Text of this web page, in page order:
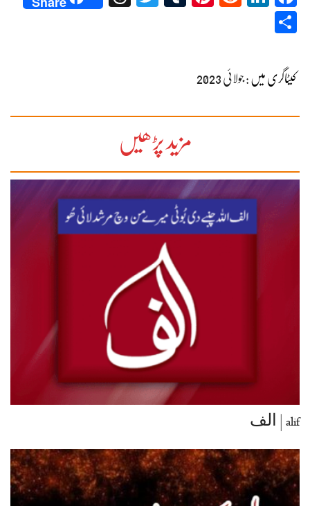
کیٹاگری میں :جولائی 2023
مزید پڑھیں
alif | الف